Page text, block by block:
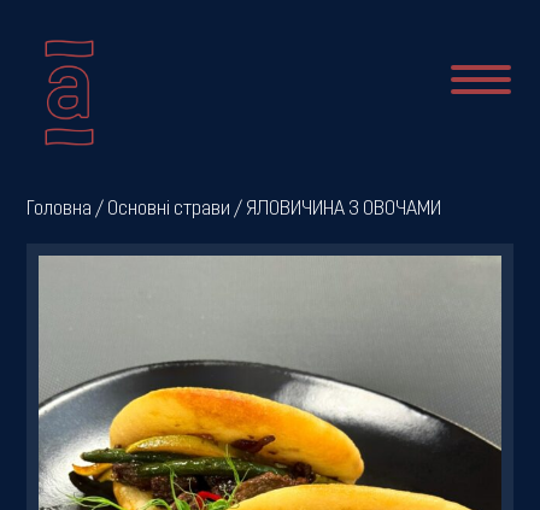
Про
нас
Новини
Меню
Головна / Основні страви / ЯЛОВИЧИНА З ОВОЧАМИ